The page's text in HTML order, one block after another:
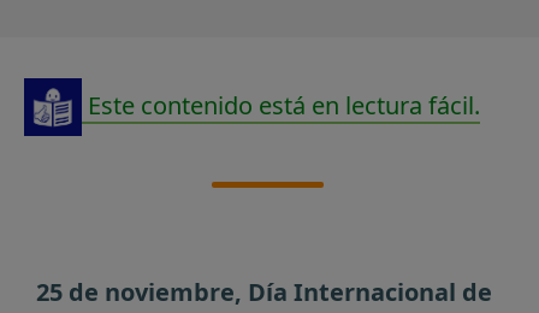
Este contenido está en lectura fácil.
25 de noviembre, Día Internacional de